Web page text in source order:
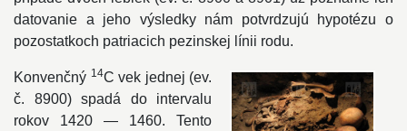
datovanie a jeho výsledky nám potvrdzujú hypotézu o
pozostatkoch patriacich pezinskej línii rodu.
Konvenčný 14C vek jednej (ev.
č. 8900) spadá do intervalu
rokov 1420 — 1460. Tento